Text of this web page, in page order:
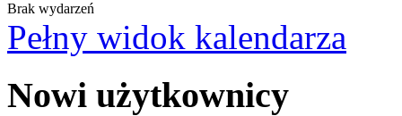
Brak wydarzeń
Pełny widok kalendarza
Nowi użytkownicy